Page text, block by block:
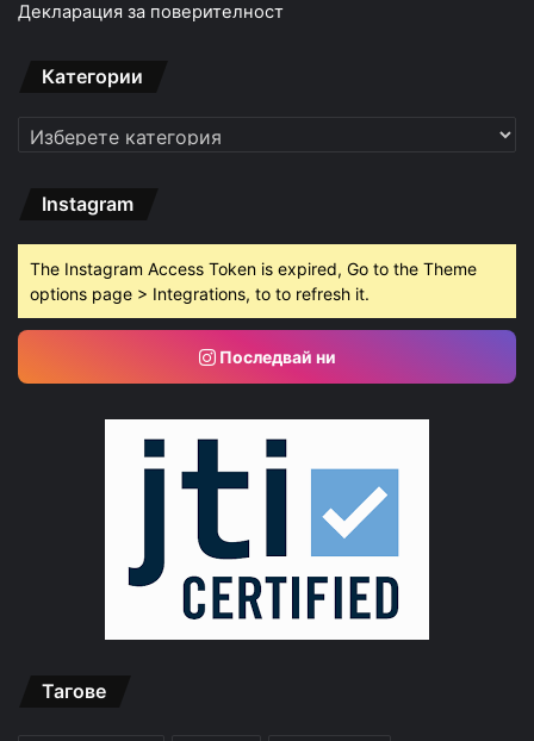
Декларация за поверителност
Категории
Категории
Instagram
The Instagram Access Token is expired, Go to the Theme
options page > Integrations, to to refresh it.
Последвай ни
Тагове